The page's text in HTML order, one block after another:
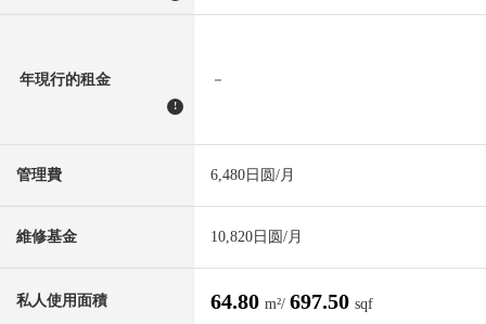
年現行的租金
!
－
管理費 6,480日圆/月
維修基金 10,820日圆/月
私人使用面積 64.80 m²/ 697.50 sqf